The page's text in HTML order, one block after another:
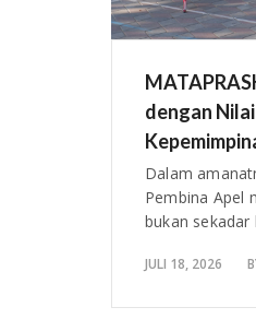
dengan
Dalam
Pembina Apel
bukan sekadar
JULI 18, 2026